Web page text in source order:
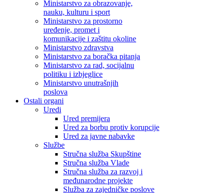
Ministarstvo za obrazovanje,
nauku, kulturu i sport
Ministarstvo za prostorno
uređenje, promet i
komunikacije i zaštitu okoline
Ministarstvo zdravstva
Ministarstvo za boračka pitanja
Ministarstvo za rad, socijalnu
politiku i izbjeglice
Ministarstvo unutrašnjih
poslova
Ostali organi
Uredi
Ured premijera
Ured za borbu protiv korupcije
Ured za javne nabavke
Službe
Stručna služba Skupštine
Stručna služba Vlade
Stručna služba za razvoj i
međunarodne projekte
Služba za zajedničke poslove